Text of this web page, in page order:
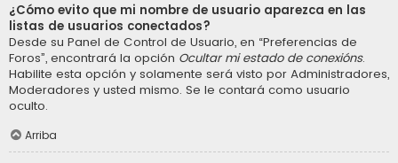
¿Cómo evito que mi nombre de usuario aparezca en las
listas de usuarios conectados?
Desde su Panel de Control de Usuario, en “Preferencias de
Foros”, encontrará la opción Ocultar mi estado de conexións.
Habilite esta opción y solamente será visto por Administradores,
Moderadores y usted mismo. Se le contará como usuario
oculto.
Arriba